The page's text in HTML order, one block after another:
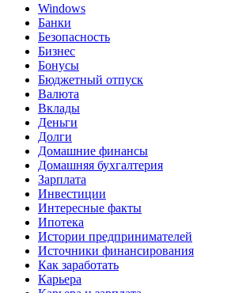
Windows
Банки
Безопасность
Бизнес
Бонусы
Бюджетный отпуск
Валюта
Вклады
Деньги
Долги
Домашние финансы
Домашняя бухгалтерия
Зарплата
Инвестиции
Интересные факты
Ипотека
Истории предпринимателей
Источники финансирования
Как заработать
Карьера